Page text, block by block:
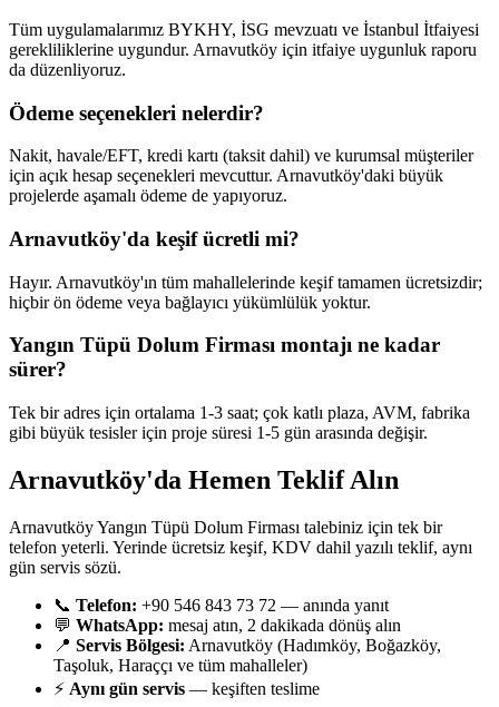
Tüm uygulamalarımız BYKHY, İSG mevzuatı ve İstanbul İtfaiyesi
gerekliliklerine uygundur. Arnavutköy için itfaiye uygunluk raporu
da düzenliyoruz.
Ödeme seçenekleri nelerdir?
Nakit, havale/EFT, kredi kartı (taksit dahil) ve kurumsal müşteriler
için açık hesap seçenekleri mevcuttur. Arnavutköy'daki büyük
projelerde aşamalı ödeme de yapıyoruz.
Arnavutköy'da keşif ücretli mi?
Hayır. Arnavutköy'ın tüm mahallelerinde keşif tamamen ücretsizdir;
hiçbir ön ödeme veya bağlayıcı yükümlülük yoktur.
Yangın Tüpü Dolum Firması montajı ne kadar
sürer?
Tek bir adres için ortalama 1-3 saat; çok katlı plaza, AVM, fabrika
gibi büyük tesisler için proje süresi 1-5 gün arasında değişir.
Arnavutköy'da Hemen Teklif Alın
Arnavutköy Yangın Tüpü Dolum Firması talebiniz için tek bir
telefon yeterli. Yerinde ücretsiz keşif, KDV dahil yazılı teklif, aynı
gün servis sözü.
📞 Telefon: +90 546 843 73 72 — anında yanıt
💬 WhatsApp: mesaj atın, 2 dakikada dönüş alın
📍 Servis Bölgesi: Arnavutköy (Hadımköy, Boğazköy,
Taşoluk, Haraççı ve tüm mahalleler)
⚡ Aynı gün servis — keşiften teslime